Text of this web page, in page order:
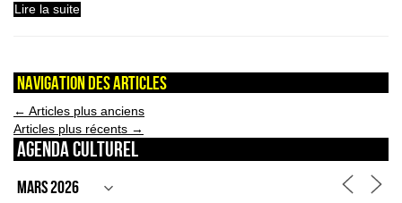
Lire la suite
Navigation des articles
← Articles plus anciens
Articles plus récents →
Agenda culturel